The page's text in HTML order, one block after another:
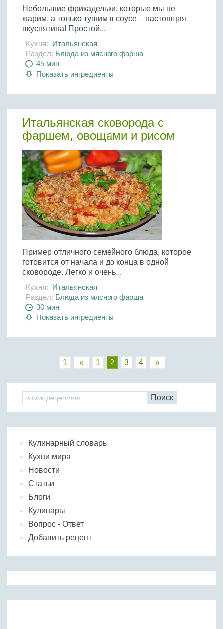
Небольшие фрикадельки, которые мы не
жарим, а только тушим в соусе – настоящая
вкуснятина! Простой...
Кухня: Итальянская
Раздел: Блюда из мясного фарша
45 мин
Показать ингредиенты
Итальянская сковорода с
фаршем, овощами и рисом
Пример отличного семейного блюда, которое
готовится от начала и до конца в одной
сковороде. Легко и очень...
Кухня: Итальянская
Раздел: Блюда из мясного фарша
30 мин
Показать ингредиенты
1 « 1 2 3 4 »
Поиск
Кулинарный словарь
Кухни мира
Новости
Статьи
Блоги
Кулинары
Вопрос - Ответ
Добавить рецепт